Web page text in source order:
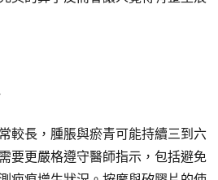
較長，腫脹與瘀青可能持續三到六
要更嚴格遵守醫師指示，包括避免